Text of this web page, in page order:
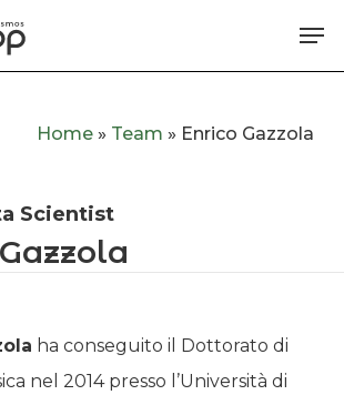
Home » Team » Enrico Gazzola
Scientist
ha conseguito il Dottorato di
nel 2014 presso l’Università di